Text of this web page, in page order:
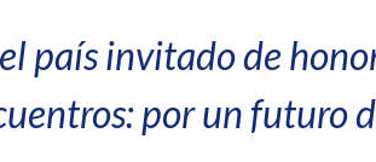
país invitado de
por un futuro